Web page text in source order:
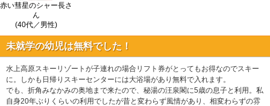
赤い彗星のシャー長さ
ん
(40代／男性)
未就学の幼児は無料でした！
水上高原スキーリゾートが子連れの場合リフト券がとってもお得なのでスキー
に。しかも日帰りスキーセンターには大浴場があり無料で入れます。
でも、折角みなかみの奥地まで来たので、秘湯の汪泉閣に5歳の息子と利用。私
自身20年ぶりくらいの利用でしたが昔と変わらず風情があり、相変わらずの雰